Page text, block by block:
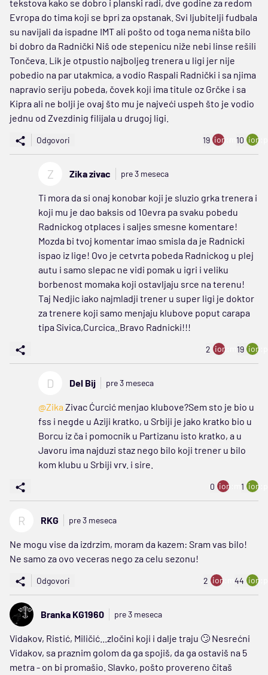
tekstova kako se dobro i planski radi, dve godine za redom
Evropa do tima koji se bpri za opstanak. Svi ljubitelji fudbala
su navijali da ispadne IMT ali pošto od toga nema ništa bilo
bi dobro da Radnički Niš ode stepenicu niže nebi linse rešili
Tončeva. Lik je otpustio najboljeg trenera u ligi jer nije
pobedio na par utakmica, a vodio Raspali Radnički i sa njima
napravio seriju pobeda, čovek koji ima titule oz Grčke i sa
Kipra ali ne bolji je ovaj što mu je najveći uspeh što je vodio
jednu od Zvezdinig filijala u drugoj ligi.
Odgovori 19 ion:minus
10
Z Zika zivac pre 3 meseca
Ti mora da si onaj konobar koji je sluzio grka trenera i
koji mu je dao baksis od 10evra pa svaku pobedu
Radnickog otplaces i saljes smesne komentare!
Mozda bi tvoj komentar imao smisla da je Radnicki
ispao iz lige! Ovo je cetvrta pobeda Radnickog u plej
autu i samo slepac ne vidi pomak u igri i veliku
borbenost momaka koji ostavljaju srce na terenu!
Taj Nedjic iako najmladji trener u super ligi je doktor
za trenere koji samo menjaju klubove poput carapa
tipa Sivica,Curcica..Bravo Radnicki!!!
2 ion:minus
19
D Del Bij pre 3 meseca
@Zika Zivac Ćurcić menjao klubove?Sem sto je bio u
fss i negde u Aziji kratko, u Srbiji je jako kratko bio u
Borcu iz ča i pomocnik u Partizanu isto kratko, a u
Javoru ima najduzi staz nego bilo koji trener u bilo
kom klubu u Srbiji vrv. i sire.
0 ion:minus
1
R RKG pre 3 meseca
Ne mogu vise da izdrzim, moram da kazem: Sram vas bilo!
Ne samo za ovo veceras nego za celu sezonu!
Odgovori 2 ion:minus
44
Branka KG1960 pre 3 meseca
Vidakov, Ristić, Miličić...zločini koji i dalje traju 🙄 Nesrećni
Vidakov, sa praznim golom da ga spojiš, da ga ostaviš na 5
metra - on bi promašio. Slavko, pošto provereno čitaš